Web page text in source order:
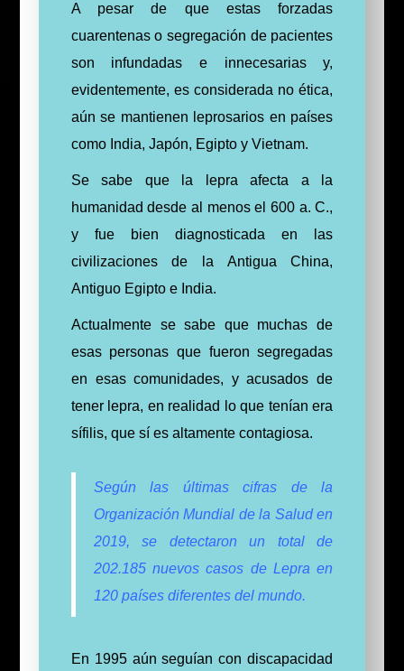
A pesar de que estas forzadas
cuarentenas o segregación de pacientes
son infundadas e innecesarias y,
evidentemente, es considerada no ética,
aún se mantienen leprosarios en países
como India, Japón, Egipto y Vietnam.
Se sabe que la lepra afecta a la
humanidad desde al menos el 600 a. C.,
y fue bien diagnosticada en las
civilizaciones de la Antigua China,
Antiguo Egipto e India.
Actualmente se sabe que muchas de
esas personas que fueron segregadas
en esas comunidades, y acusados de
tener lepra, en realidad lo que tenían era
sífilis, que sí es altamente contagiosa.
Según las últimas cifras de la
Organización Mundial de la Salud en
2019, se detectaron un total de
202.185 nuevos casos de Lepra en
120 países diferentes del mundo.
En 1995 aún seguían con discapacidad